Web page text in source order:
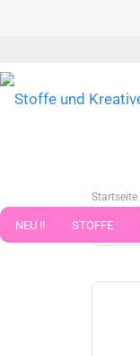
NEU !! STOFFE
Startseite
« Erster